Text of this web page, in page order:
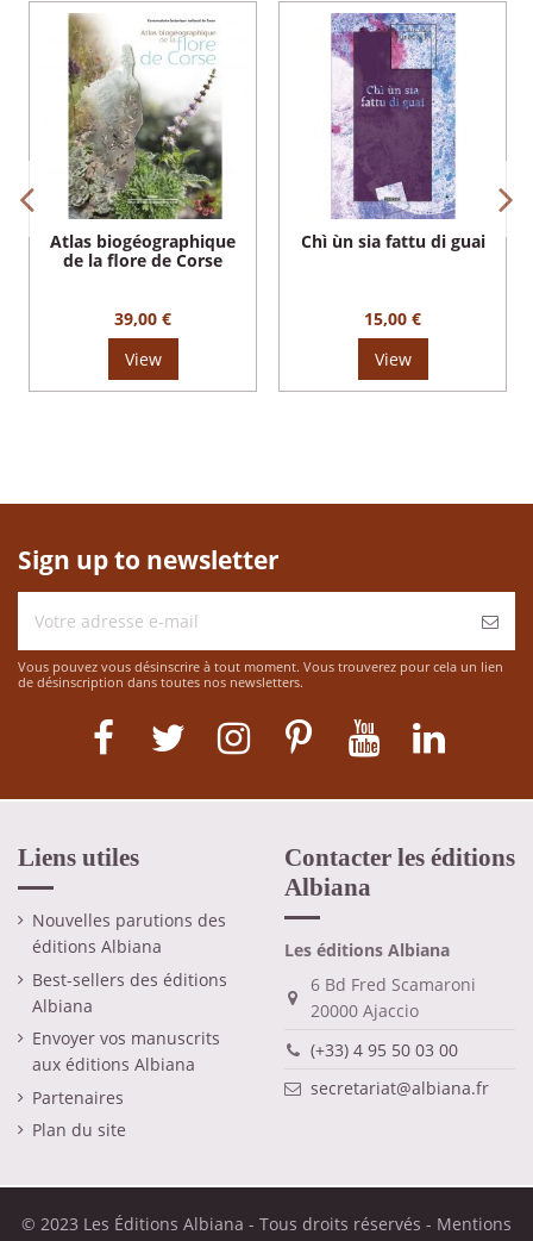
Atlas biogéographique
de la flore de Corse
39,00 €
View
Chì ùn sia fattu di guai
15,00 €
View
Sign up to newsletter
Vous pouvez vous désinscrire à tout moment. Vous trouverez pour cela un lien
de désinscription dans toutes nos newsletters.
Liens utiles
Nouvelles parutions des
éditions Albiana
Best-sellers des éditions
Albiana
Envoyer vos manuscrits
aux éditions Albiana
Partenaires
Plan du site
Contacter les éditions
Albiana
Les éditions Albiana
6 Bd Fred Scamaroni
20000 Ajaccio
(+33) 4 95 50 03 00
secretariat@albiana.fr
© 2023 Les Éditions Albiana - Tous droits réservés - Mentions